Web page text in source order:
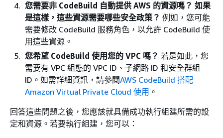
您需要非 CodeBuild 自動提供 AWS 的資源嗎？ 如果
是這樣，這些資源需要哪些安全政策？ 例如，您可能
需要修改 CodeBuild 服務角色，以允許 CodeBuild 使
用這些資源。
您希望 CodeBuild 使用您的 VPC 嗎？ 若是如此，您
需要有 VPC 組態的 VPC ID、子網路 ID 和安全群組
ID。如需詳細資訊，請參閱AWS CodeBuild 搭配
Amazon Virtual Private Cloud 使用 。
回答這些問題之後，您應該就具備成功執行組建所需的設
定和資源。若要執行組建，您可以：